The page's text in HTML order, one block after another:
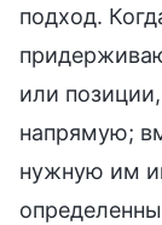
подход.
или
напрямую;
нужную им